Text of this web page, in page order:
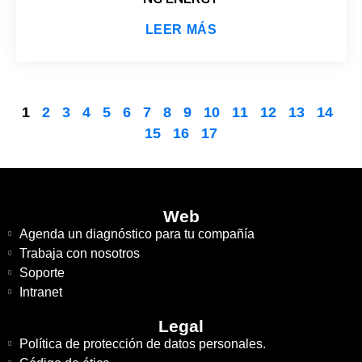
LEER MÁS
1 2 3 4 5 6 7 8 9 10 11 12 13
14
15
16 17
Web
Agenda un diagnóstico para tu compañía
Trabaja con nosotros
Soporte
Intranet
Legal
Política de protección de datos personales.